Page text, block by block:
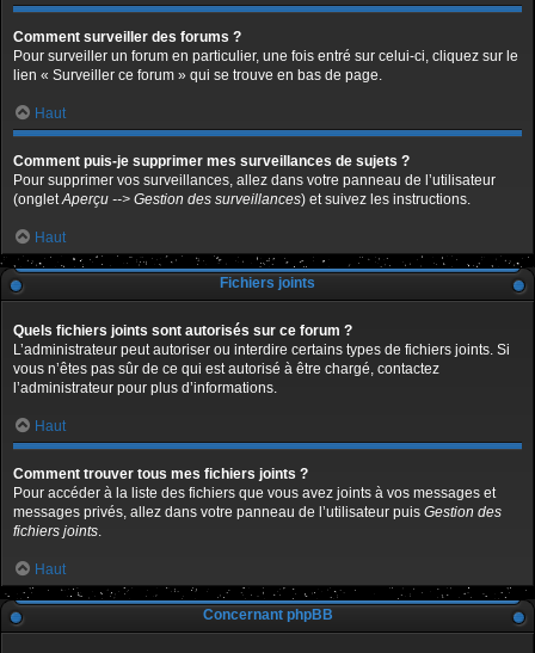
Comment surveiller des forums ?
Pour surveiller un forum en particulier, une fois entré sur celui-ci, cliquez sur le
lien « Surveiller ce forum » qui se trouve en bas de page.
Haut
Comment puis-je supprimer mes surveillances de sujets ?
Pour supprimer vos surveillances, allez dans votre panneau de l’utilisateur
(ongletAperçu --> Gestion des surveillances) et suivez les instructions.
Haut
Fichiers joints
Quels fichiers joints sont autorisés sur ce forum ?
L’administrateur peut autoriser ou interdire certains types de fichiers joints. Si
vous n’êtes pas sûr de ce qui est autorisé à être chargé, contactez
l’administrateur pour plus d’informations.
Haut
Comment trouver tous mes fichiers joints ?
Pour accéder à la liste des fichiers que vous avez joints à vos messages et
messages privés, allez dans votre panneau de l’utilisateur puis Gestion des
fichiers joints.
Haut
Concernant phpBB